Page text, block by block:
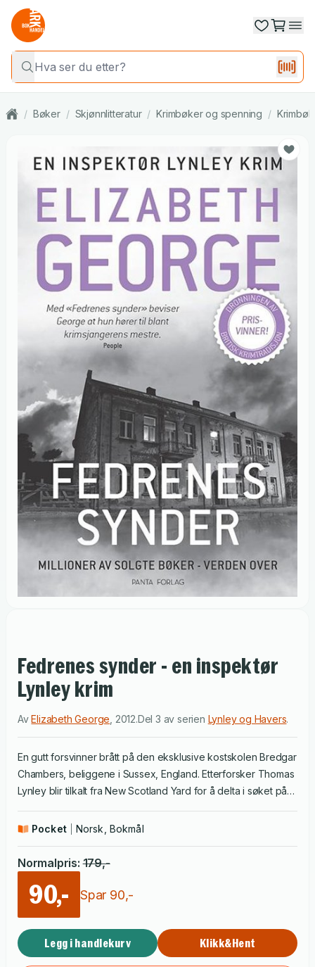
/ Bøker / Skjønnlitteratur / Krimbøker og spenning /
Fedrenes synder - en inspektør
Lynley krim
Av Elizabeth George, 2012.Del 3 av serien Lynley og Havers.
En gutt forsvinner brått på den eksklusive kostskolen Bredgar
Chambers, beliggene i Sussex, England. Etterforsker Thomas
Lynley blir tilkalt fra New Scotland Yard for å delta i søket på
eleven. Sussex ligger egentlig utenfor etterforskerens
jurisdiksjon og Lynley vet han bør holde seg unna. Da den
kirkegård, blir brått den pyntelige overklassen lammet av
skrekk. Dette blir ingen vanlig drapssak for etterforsker
Lynley og overkonstabel Barbara Havers. I jakten på den
amoralske drapsmannen kommer Lynley og Havers over dypt
begravde hemmeligheter i et strengt lukket samfunn. Det kan
late til at både den avdødes rektor, lærere og unge
medelever er rammet av noe ondt. Dette er tredje roman om
Pocket Norsk, Bokmål
Normalpris: 179,-
90,- Spar 90,-
Legg i handlekurv Klikk&Hent